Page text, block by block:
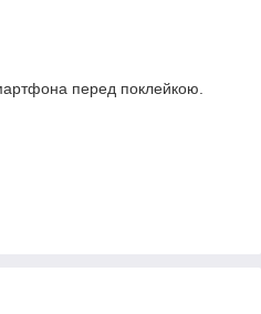
перед поклейкою.